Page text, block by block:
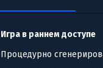
Игра в раннем доступе
Процедурно